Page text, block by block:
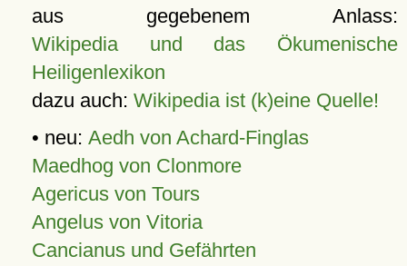
aus gegebenem Anlass:
Wikipedia und das Ökumenische
Heiligenlexikon
dazu auch: Wikipedia ist (k)eine Quelle!
• neu: Aedh von Achard-Finglas
Maedhog von Clonmore
Agericus von Tours
Angelus von Vitoria
Cancianus und Gefährten